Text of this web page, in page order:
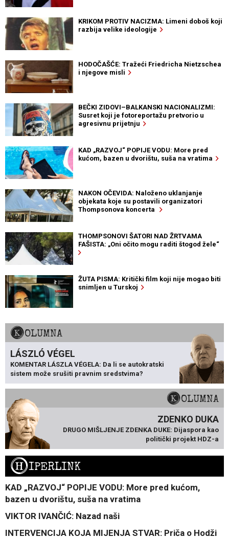
KRIKOM PROTIV NACIZMA: Limeni doboš koji
razbija velike ideologije
HODOČAŠĆE: Tražeći Friedricha Nietzschea
i njegove misli
BEČKI ZIDOVI–BALKANSKI NACIONALIZMI:
Susret koji je fotoreportažu pretvorio u
agresivnu prijetnju
KAD „RAZVOJ“ POPIJE VODU: More pred
kućom, bazen u dvorištu, suša na vratima
NAKON OČEVIDA: Naloženo uklanjanje
objekata koje su postavili organizatori
Thompsonova koncerta
THOMPSONOVI ŠATORI NAD ŽRTVAMA
FAŠISTA: „Oni očito mogu raditi štogod žele“
ŽUTA PISMA: Kritički film koji nije mogao biti
snimljen u Turskoj
KOLUMNA
LÁSZLÓ VÉGEL
KOMENTAR LÁSZLA VÉGELA: Da li se autokratski
sistem može srušiti pravnim sredstvima?
KOLUMNA
ZDENKO DUKA
DRUGO MIŠLJENJE ZDENKA DUKE: Dijaspora kao
politički projekt HDZ-a
HIPERLINK
KAD „RAZVOJ“ POPIJE VODU: More pred kućom,
bazen u dvorištu, suša na vratima
VIKTOR IVANČIĆ: Nazad naši
INTERVENCIJA KOJA MIJENJA STVAR: Priča o Hodži